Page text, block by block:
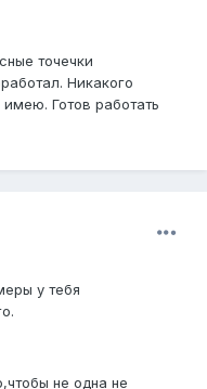
точечки
Никакого
Готов работать
у тебя
не одна не